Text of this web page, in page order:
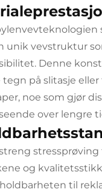
unik vevstruktur
Denne
på slitasje
noe som gjør
over lengre
og
til